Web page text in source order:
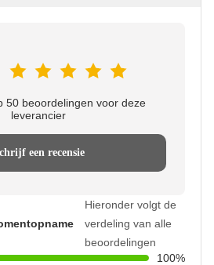
50 beoordelingen voor deze
leverancier
een recensie
Hieronder volgt de
verdeling van alle
beoordelingen
100%